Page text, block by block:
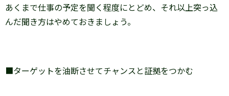
あくまで仕事の予定を聞く程度にとどめ、それ以上突っ込
んだ聞き方はやめておきましょう。
■ターゲットを油断させてチャンスと証拠をつかむ